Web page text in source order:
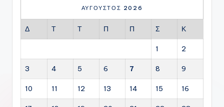
ΑΎΓΟΥΣΤΟΣ 2026
Δ Τ Τ Π Π Σ Κ
1 2
3 4 5 6 7 8 9
10 11 12 13 14 15 16